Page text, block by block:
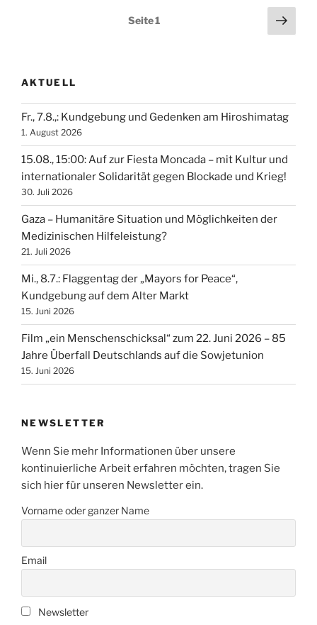
Seitennummerierung
Seite1
AKTUELL
Fr., 7.8.,: Kundgebung und Gedenken am Hiroshimatag
1. August 2026
15.08., 15:00: Auf zur Fiesta Moncada – mit Kultur und
internationaler Solidarität gegen Blockade und Krieg!
30. Juli 2026
Gaza – Humanitäre Situation und Möglichkeiten der
Medizinischen Hilfeleistung?
21. Juli 2026
Mi., 8.7.: Flaggentag der „Mayors for Peace“,
Kundgebung auf dem Alter Markt
15. Juni 2026
Film „ein Menschenschicksal“ zum 22. Juni 2026 – 85
Jahre Überfall Deutschlands auf die Sowjetunion
15. Juni 2026
NEWSLETTER
Wenn Sie mehr Informationen über unsere
kontinuierliche Arbeit erfahren möchten, tragen Sie
sich hier für unseren Newsletter ein.
Vorname oder ganzer Name
Email
Newsletter